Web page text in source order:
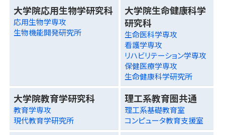
大学院応用生物学研究科
応用生物学専攻
生物機能開発研究所
大学院生命健康科学
研究科
生命医科学専攻
看護学専攻
リハビリテーション学専攻
保健医療学専攻
生命健康科学研究所
大学院教育学研究科
教育学専攻
現代教育学研究所
理工系教育圏共通
理工系基礎教育室
コンピュータ教育支援室